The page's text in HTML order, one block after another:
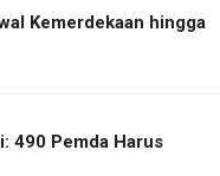
Kemerdekaan hingga
490 Pemda Harus